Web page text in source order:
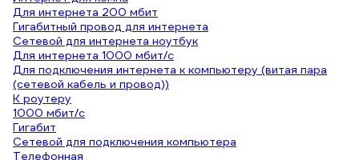
Для интернета 200 мбит
Гигабитный провод для интернета
Сетевой для интернета ноутбук
Для интернета 1000 мбит/с
Для подключения интернета к компьютеру (витая пара
(сетевой кабель и провод))
К роутеру
1000 мбит/с
Гигабит
Сетевой для подключения компьютера
Телефонная